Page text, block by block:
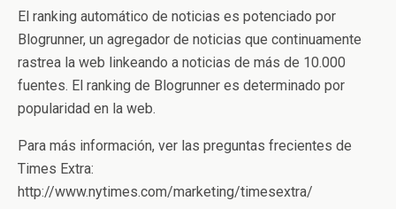
El ranking automático de noticias es potenciado por
Blogrunner, un agregador de noticias que continuamente
rastrea la web linkeando a noticias de más de 10.000
fuentes. El ranking de Blogrunner es determinado por
popularidad en la web.
Para más información, ver las preguntas frecientes de
Times Extra:
http://www.nytimes.com/marketing/timesextra/